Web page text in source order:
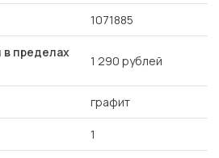
1071885
пределах
1 290 рублей
графит
1